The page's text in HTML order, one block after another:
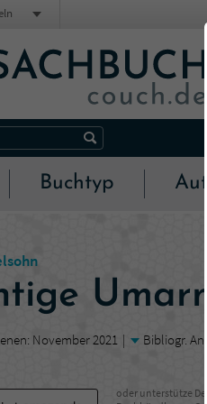
Buchtyp
November 2021 Bibliogr.
oder unterstütze